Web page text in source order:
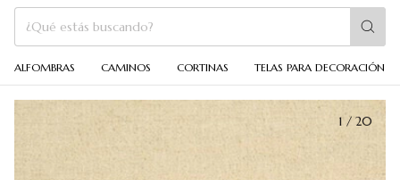
ALFOMBRAS CAMINOS CORTINAS TELAS PARA DECORACIÓN
1 / 20